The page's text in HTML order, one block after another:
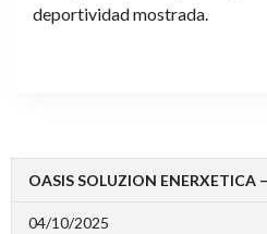
deportividad mostrada.
OASIS SOLUZION ENERXETICA
04/10/2025